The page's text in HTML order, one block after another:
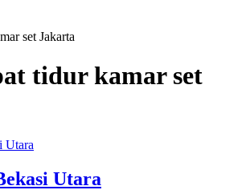
set Jakarta
tidur kamar set
Utara